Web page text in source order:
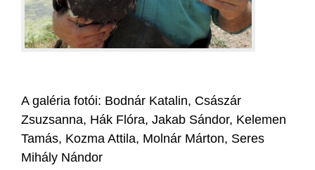
A galéria fotói: Bodnár Katalin, Császár
Zsuzsanna, Hák Flóra, Jakab Sándor, Kelemen
Tamás, Kozma Attila, Molnár Márton, Seres
Mihály Nándor